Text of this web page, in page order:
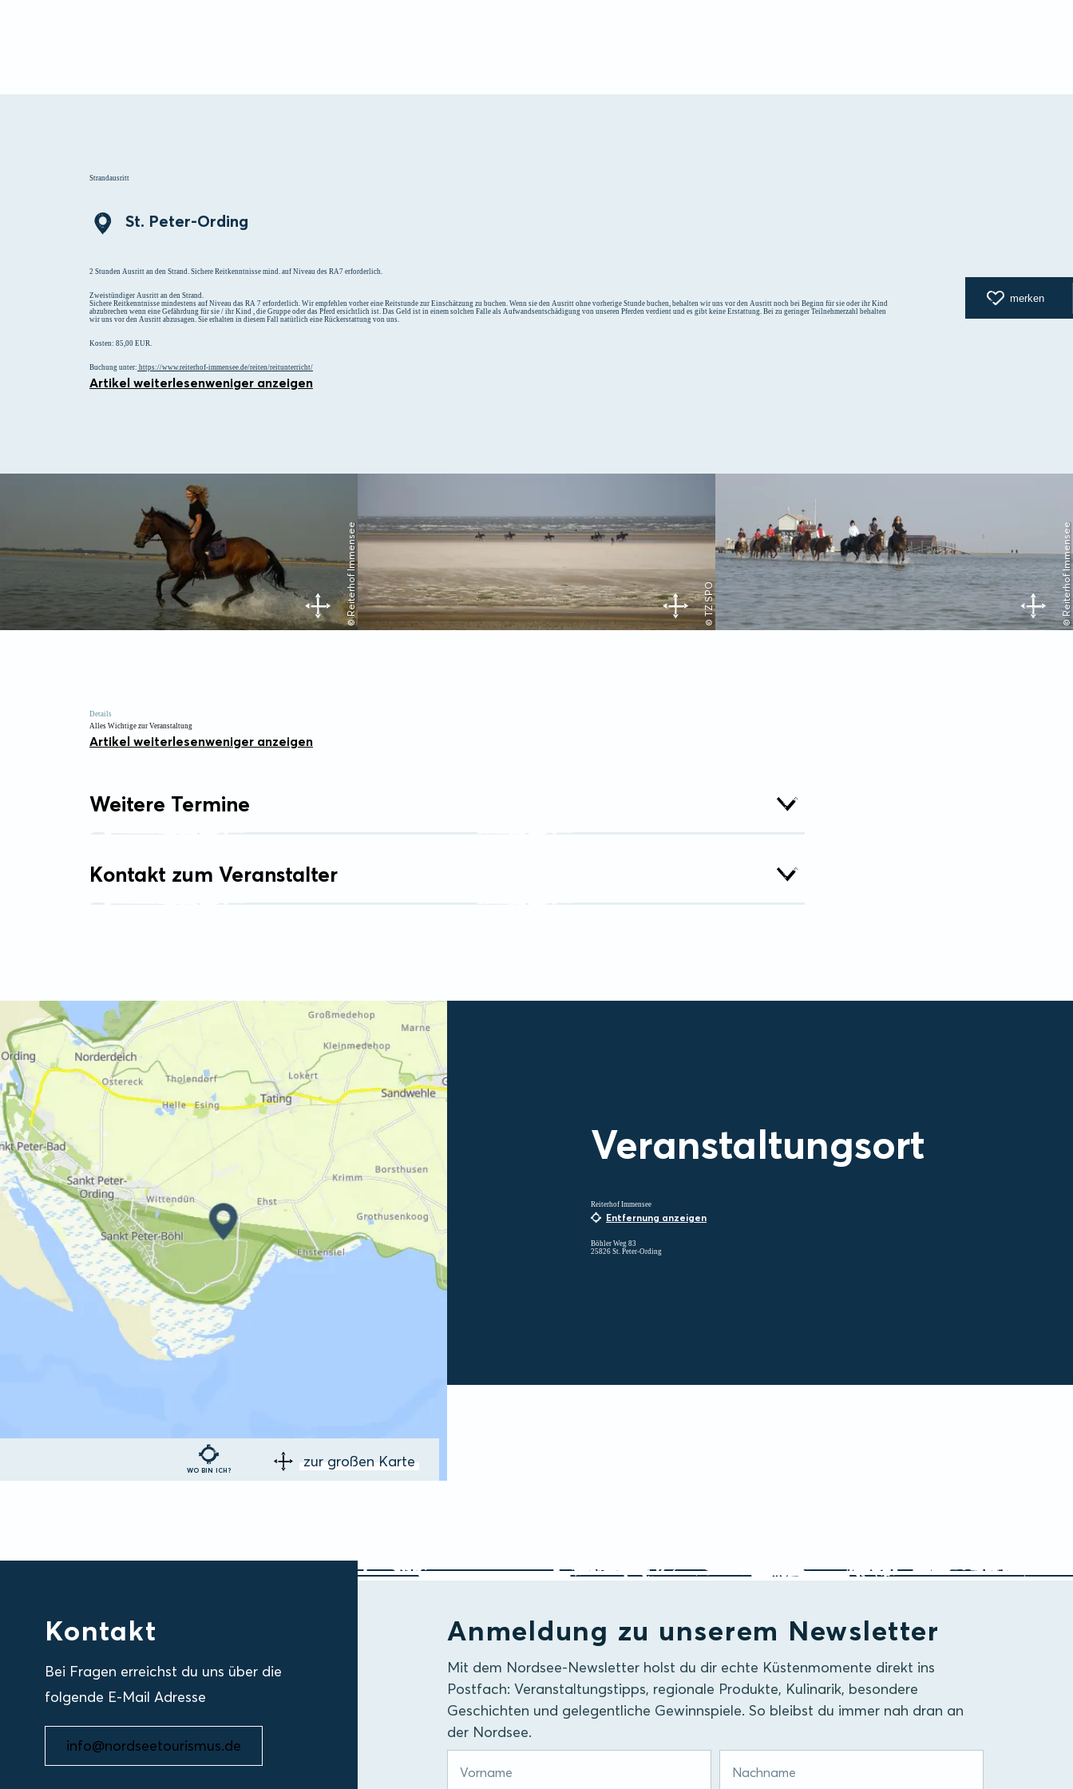
Strandausritt
St. Peter-Ording
2 Stunden Ausritt an den Strand. Sichere Reitkenntnisse mind. auf Niveau des RA7 erforderlich.
Zweistündiger Ausritt an den Strand.
Sichere Reitkenntnisse mindestens auf Niveau das RA 7 erforderlich. Wir empfehlen vorher eine Reitstunde zur Einschätzung zu buchen. Wenn sie den Ausritt ohne vorherige Stunde buchen, behalten wir uns vor den Ausritt noch bei Beginn für sie oder ihr Kind
abzubrechen wenn eine Gefährdung für sie / ihr Kind , die Gruppe oder das Pferd ersichtlich ist. Das Geld ist in einem solchen Falle als Aufwandsentschädigung von unseren Pferden verdient und es gibt keine Erstattung. Bei zu geringer Teilnehmerzahl behalten
wir uns vor den Ausritt abzusagen. Sie erhalten in diesem Fall natürlich eine Rückerstattung von uns.
Kosten: 85,00 EUR.
Buchung unter: https://www.reiterhof-immensee.de/reiten/reitunterricht/
Artikel weiterlesenweniger anzeigen
© Reiterhof Immensee © TZ SPO © Reiterhof Immensee
Details
Alles Wichtige zur Veranstaltung
Artikel weiterlesenweniger anzeigen
Weitere Termine
Kontakt zum Veranstalter
Veranstaltungsort
WO BIN ICH? zur großen Karte
Reiterhof Immensee
Entfernung anzeigen
Böhler Weg 83
25826 St. Peter-Ording
merken
Anmeldung zu unserem Newsletter
Mit dem Nordsee-Newsletter holst du dir echte Küstenmomente direkt ins
Postfach: Veranstaltungstipps, regionale Produkte, Kulinarik, besondere
Geschichten und gelegentliche Gewinnspiele. So bleibst du immer nah dran an
der Nordsee.
Kontakt
Bei Fragen erreichst du uns über die
folgende E-Mail Adresse
info@nordseetourismus.de